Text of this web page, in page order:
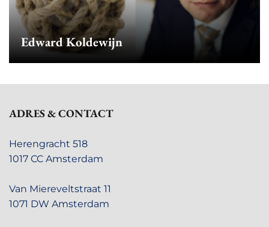
Edward Koldewijn
ADRES & CONTACT
Herengracht 518
1017 CC Amsterdam
Van Miereveltstraat 11
1071 DW Amsterdam